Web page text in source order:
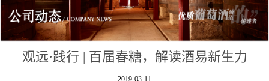
关于酒易
酒易名品
公司动态
观远·践行 | 百届春糖，解读酒易新生力
2019-03-11